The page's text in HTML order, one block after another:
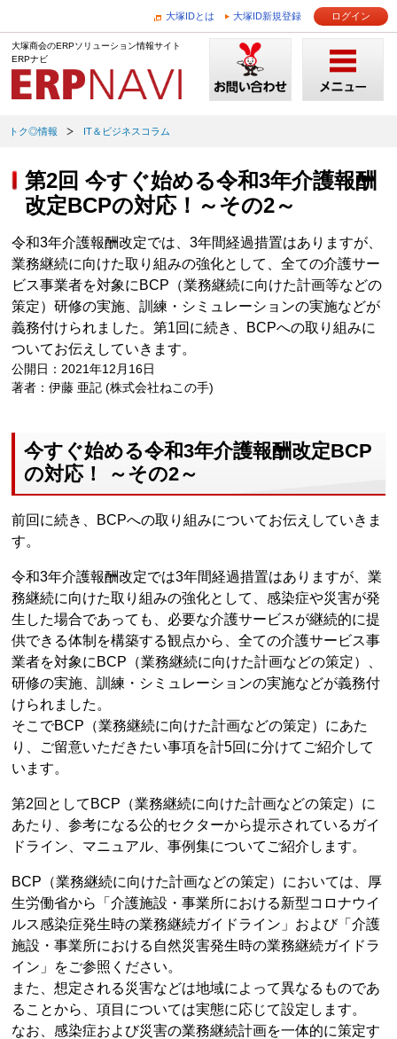
大塚IDとは 大塚ID新規登録 ログイン
大塚商会のERPソリューション情報サイト
ERPナビ
トク◎情報 IT＆ビジネスコラム
第2回 今すぐ始める令和3年介護報酬
改定BCPの対応！～その2～
令和3年介護報酬改定では、3年間経過措置はありますが、
業務継続に向けた取り組みの強化として、全ての介護サー
ビス事業者を対象にBCP（業務継続に向けた計画等などの
策定）研修の実施、訓練・シミュレーションの実施などが
義務付けられました。第1回に続き、BCPへの取り組みに
ついてお伝えしていきます。
公開日：2021年12月16日
著者：伊藤 亜記 (株式会社ねこの手)
今すぐ始める令和3年介護報酬改定BCP
の対応！ ～その2～
前回に続き、BCPへの取り組みについてお伝えしていきま
す。
令和3年介護報酬改定では3年間経過措置はありますが、業
務継続に向けた取り組みの強化として、感染症や災害が発
生した場合であっても、必要な介護サービスが継続的に提
供できる体制を構築する観点から、全ての介護サービス事
業者を対象にBCP（業務継続に向けた計画などの策定）、
研修の実施、訓練・シミュレーションの実施などが義務付
けられました。
そこでBCP（業務継続に向けた計画などの策定）にあた
り、ご留意いただきたい事項を計5回に分けてご紹介して
います。
第2回としてBCP（業務継続に向けた計画などの策定）に
あたり、参考になる公的セクターから提示されているガイ
ドライン、マニュアル、事例集についてご紹介します。
BCP（業務継続に向けた計画などの策定）においては、厚
生労働省から「介護施設・事業所における新型コロナウイ
ルス感染症発生時の業務継続ガイドライン」および「介護
施設・事業所における自然災害発生時の業務継続ガイドラ
イン」をご参照ください。
また、想定される災害などは地域によって異なるものであ
ることから、項目については実態に応じて設定します。
なお、感染症および災害の業務継続計画を一体的に策定す